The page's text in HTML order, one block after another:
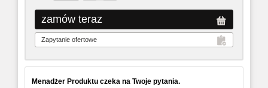
Menadżer Produktu czeka na Twoje pytania.